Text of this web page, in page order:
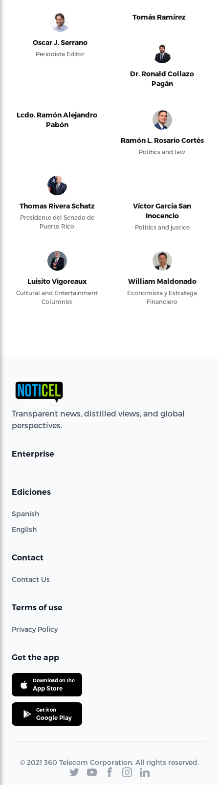
Oscar J. Serrano
Periodista Editor
Tomás Ramírez
Dr. Ronald Collazo
Pagán
Lcdo. Ramón Alejandro
Pabón
Ramón L. Rosario Cortés
Politics and law
Thomas Rivera Schatz
Presidente del Senado de
Puerto Rico
Víctor García San
Inocencio
Politics and justice
Luisito Vigoreaux
Cultural and Entertainment
Columnist
William Maldonado
Economista y Estratega
Financiero
Transparent news, distilled views, and global
perspectives.
Enterprise
Ediciones
Spanish
English
Contact
Contact Us
Terms of use
Privacy Policy
Get the app
Download on the
App Store
Get it on
Google Play
© 2021 360 Telecom Corporation. All rights reserved.